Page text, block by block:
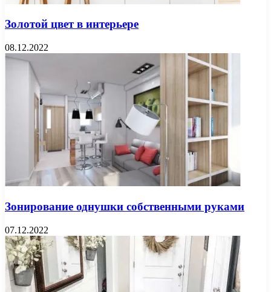
Золотой цвет в интерьере
08.12.2022
Зонирование однушки собственными руками
07.12.2022